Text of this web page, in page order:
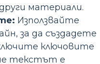
материали.
Използвайте
за да създадете
ключовите
текстът е